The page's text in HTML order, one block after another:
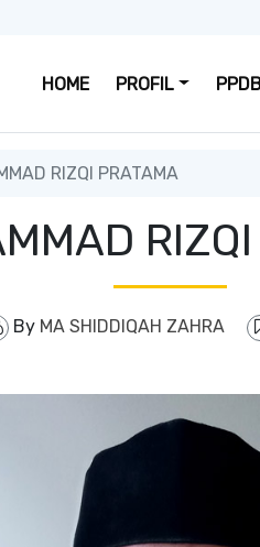
HOME PROFIL
RIZQI PRATAMA
By MA SHIDDIQAH ZAHRA